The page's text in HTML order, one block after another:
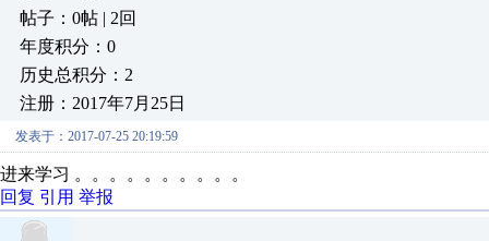
帖子：0帖 | 2回
年度积分：0
历史总积分：2
注册：2017年7月25日
发表于：2017-07-25 20:19:59
进来学习 。。。。。。。。。。
回复 引用 举报